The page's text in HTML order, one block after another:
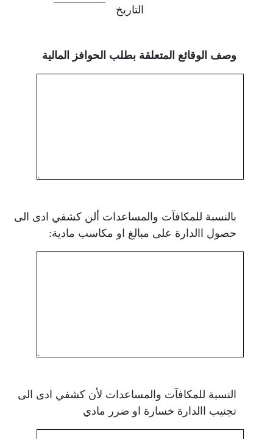
وصف الوقائع المتعلقة بطلب الحوافز المالية
بالنسبة للمكافآت والمساعدات ألن كشفي ادى الى
حصول االدارة على مبالغ او مكاسب مادية:
النسبة للمكافآت والمساعدات لأن كشفي ادى الى
تجنيب االدارة خسارة او ضرر مادي